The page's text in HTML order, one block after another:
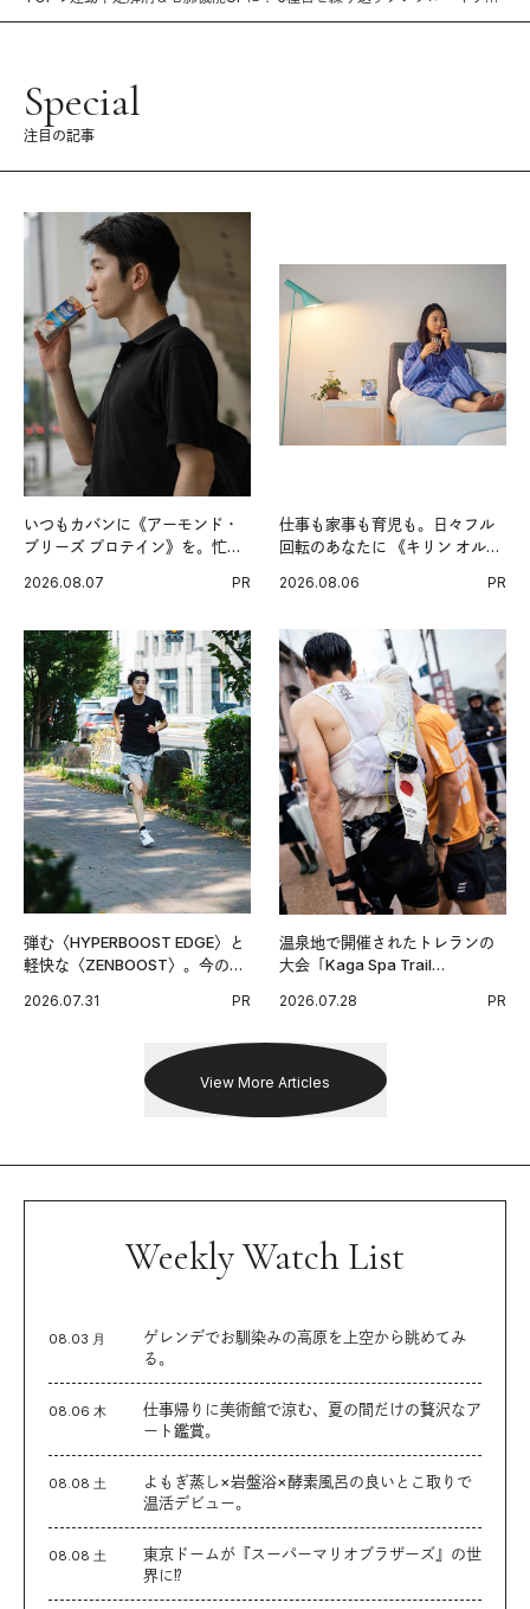
Special
注目の記事
いつもカバンに《アーモンド・
ブリーズ プロテイン》を。忙し
グ習慣。
2026.08.07 PR
仕事も家事も育児も。日々フル
回転のあなたに 《キリン オルニ
2026.08.06 PR
弾む〈HYPERBOOST EDGE〉と
軽快な〈ZENBOOST〉。今の時
出した新機軸。
2026.07.31 PR
温泉地で開催されたトレランの
大会「Kaga Spa Trail
戦を夢見るランナーたちの奮闘
2026.07.28 PR
View More Articles
Weekly Watch List
08.03 月
ゲレンデでお馴染みの高原を上空から眺めてみ
る。
08.06 木
仕事帰りに美術館で涼む、夏の間だけの贅沢なア
ート鑑賞。
08.08 土
よもぎ蒸し×岩盤浴×酵素風呂の良いとこ取りで
温活デビュー。
08.08 土
東京ドームが『スーパーマリオブラザーズ』の世
界に⁉︎